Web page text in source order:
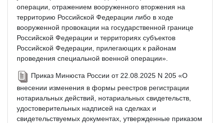
операции, отражением вооруженного вторжения на
территорию Российской Федерации либо в ходе
вооруженной провокации на государственной границе
Российской Федерации и территориях субъектов
Российской Федерации, прилегающих к районам
проведения специальной военной операции».
Приказ Минюста России от 22.08.2025 N 205 «О
внесении изменения в формы реестров регистрации
нотариальных действий, нотариальных свидетельств,
удостоверительных надписей на сделках и
свидетельствуемых документах, утвержденные приказом